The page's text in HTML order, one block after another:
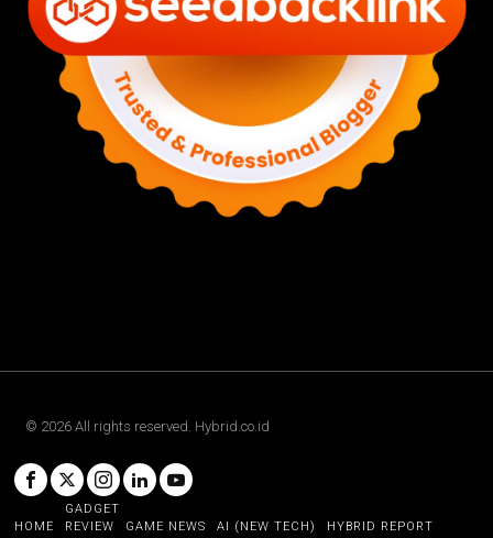
© 2026 All rights reserved. Hybrid.co.id
HOME
GADGET
REVIEW
GAME NEWS AI (NEW TECH)
HYBRID REPORT